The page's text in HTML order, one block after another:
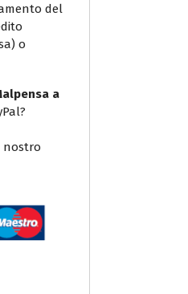
del
o
a
nostro